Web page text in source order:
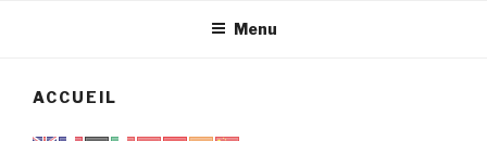
PERFORMANCE
Menu
ACCUEIL